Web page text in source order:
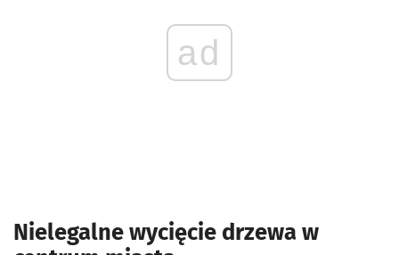
ad
Nielegalne wycięcie drzewa w